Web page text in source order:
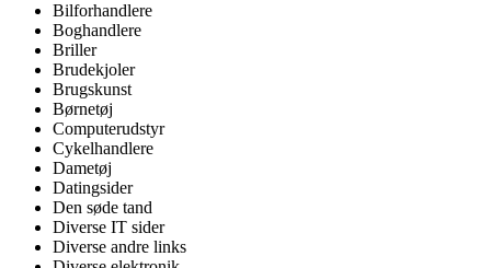
Bilforhandlere
Boghandlere
Briller
Brudekjoler
Brugskunst
Børnetøj
Computerudstyr
Cykelhandlere
Dametøj
Datingsider
Den søde tand
Diverse IT sider
Diverse andre links